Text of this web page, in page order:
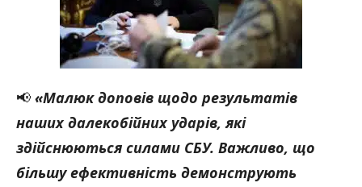
📢 «Малюк доповів щодо результатів
наших далекобійних ударів, які
здійснюються силами СБУ. Важливо, що
більшу ефективність демонструють